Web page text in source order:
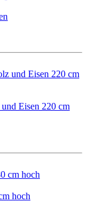
Eisen 220 cm
hoch